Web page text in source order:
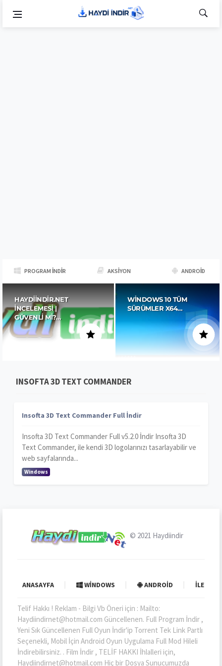
PROGRAM İNDIR AKSIYON ANDROID
HAYDIINDIR.NET
İNCELEMESI |
GÜVENLI MI?…
WINDOWS 10 TÜM
SÜRÜMLER X64…
INSOFTA 3D TEXT COMMANDER
Insofta 3D Text Commander Full İndir
Insofta 3D Text Commander Full v5.2.0 İndir Insofta 3D
Text Commander, ile kendi 3D logolarınızı tasarlayabilir ve
web sayfalarında...
Windows
© 2021 Haydiindir
ANASAYFA WINDOWS ANDROID İLETIŞIM
Telif Hakkı ! Reklam - Bilgi Vb Öneri için : Mailto:
Haydiindirnet@hotmail.com Güncellenen. Full Program İndir ,
Yeni Sık Güncellenen Full Oyun İndir'ip Torrent Tek Link Partlı
Seçenekli, Mobil İçin Android Oyun Uygulama Full Mod Hileli
İndirebilirsiniz. . Film İndir , TELİF HAKKI İhlalleri için,
Haydiindirnet@hotmail.com Hiç bir Dosya Sunucumuzda